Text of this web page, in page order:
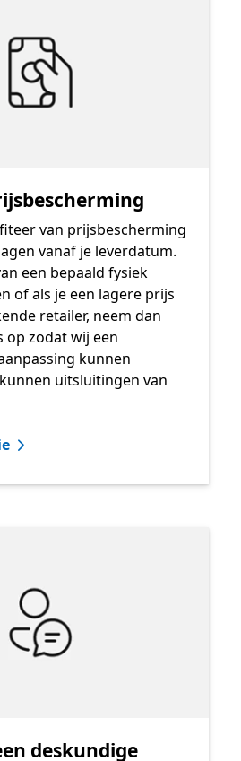
van prijsbescherming
vanaf je leverdatum.
een bepaald fysiek
of als je een lagere prijs
retailer, neem dan
op zodat wij een
kunnen
uitsluitingen van
deskundige